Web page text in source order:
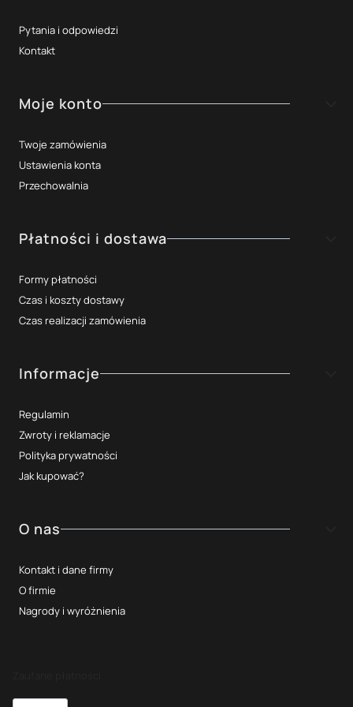
Pytania i odpowiedzi
Kontakt
Moje konto
Twoje zamówienia
Ustawienia konta
Przechowalnia
Płatności i dostawa
Formy płatności
Czas i koszty dostawy
Czas realizacji zamówienia
Informacje
Regulamin
Zwroty i reklamacje
Polityka prywatności
Jak kupować?
O nas
Kontakt i dane firmy
O firmie
Nagrody i wyróżnienia